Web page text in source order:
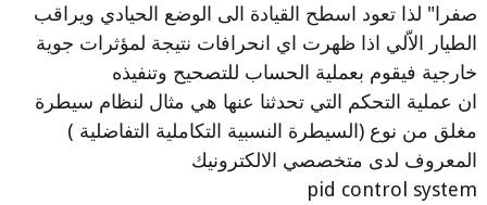
صفرا" لذا تعود اسطح القيادة الى الوضع الحيادي ويراقب
الطيار الاّلي اذا ظهرت اي انحرافات نتيجة لمؤثرات جوية
خارجية فيقوم بعملية الحساب للتصحيح وتنفيذه
ان عملية التحكم التي تحدثنا عنها هي مثال لنظام سيطرة
مغلق من نوع (السيطرة النسبية التكاملية التفاضلية )
المعروف لدى متخصصي الالكترونيك
pid control system